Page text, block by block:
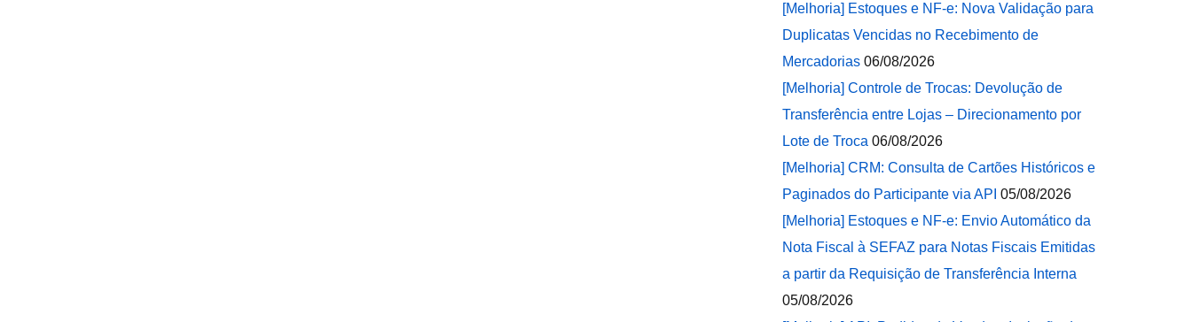
[Melhoria] Estoques e NF-e: Nova Validação para
Duplicatas Vencidas no Recebimento de
Mercadorias 06/08/2026
[Melhoria] Controle de Trocas: Devolução de
Transferência entre Lojas – Direcionamento por
Lote de Troca 06/08/2026
[Melhoria] CRM: Consulta de Cartões Históricos e
Paginados do Participante via API 05/08/2026
[Melhoria] Estoques e NF-e: Envio Automático da
Nota Fiscal à SEFAZ para Notas Fiscais Emitidas
a partir da Requisição de Transferência Interna
05/08/2026